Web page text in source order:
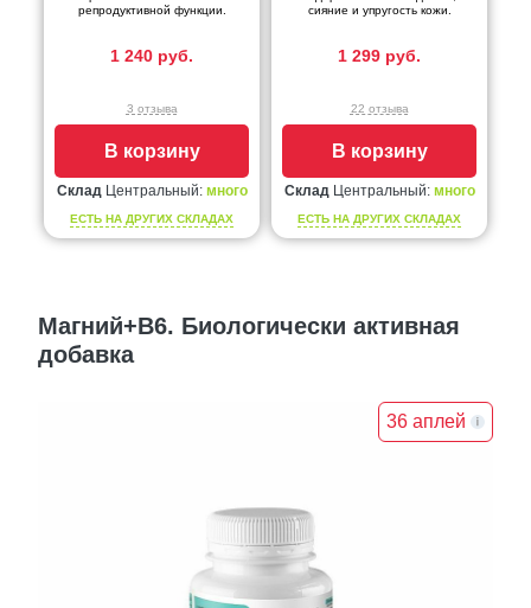
репродуктивной функции.
1 240 руб.
3 отзыва
В корзину
СкладЦентральный: много
ЕСТЬ НА ДРУГИХ СКЛАДАХ
сияние и упругость кожи.
1 299 руб.
22 отзыва
В корзину
СкладЦентральный: много
ЕСТЬ НА ДРУГИХ СКЛАДАХ
Магний+В6. Биологически активная
добавка
36 аплей